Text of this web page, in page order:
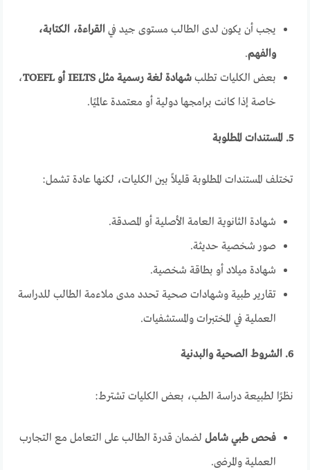
يجب أن يكون لدى الطالب مستوى جيد فيالقراءة، الكتابة،
والفهم.
بعض الكليات تطلبشهادة لغة رسمية مثل IELTS أو TOEFL
،
خاصة إذا كانت برامجها دولية أو معتمدة عالميًا.
5. المستندات المطلوبة
تختلف المستندات المطلوبة قليلاً بين الكليات، لكنها عادة تشمل:
شهادة الثانوية العامة الأصلية أو المصدقة.
صور شخصية حديثة.
شهادة ميلاد أو بطاقة شخصية.
تقارير طبية وشهادات صحية تحدد مدى ملاءمة الطالب للدراسة
العملية في المختبرات والمستشفيات.
6. الشروط الصحية والبدنية
نظرًا لطبيعة دراسة الطب، بعض الكليات تشترط:
فحص طبي شامل لضمان قدرة الطالب على التعامل مع التجارب
العملية والمرضى.